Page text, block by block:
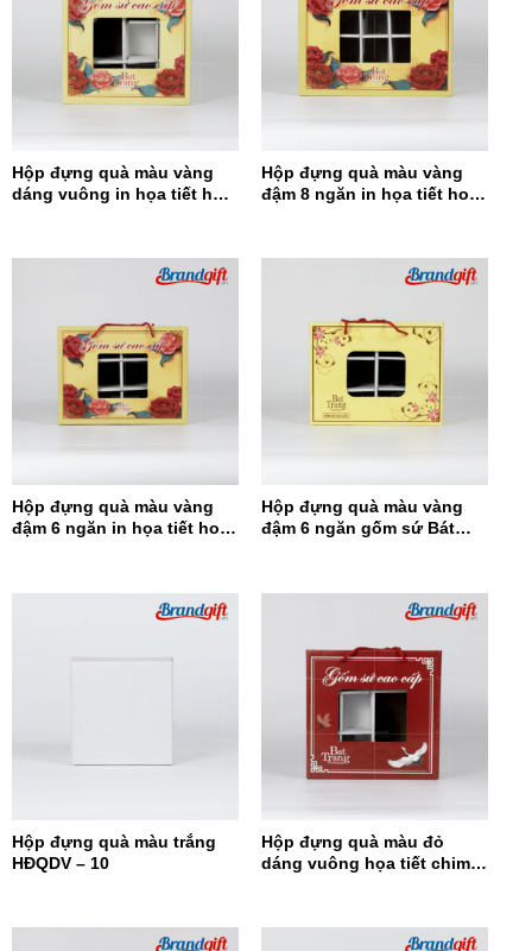
Hộp đựng quà màu vàng
dáng vuông in họa tiết hoa
Hộp đựng quà màu vàng
đậm 8 ngăn in họa tiết hoa
Hộp đựng quà màu vàng
đậm 6 ngăn in họa tiết hoa
Hộp đựng quà màu vàng
đậm 6 ngăn gốm sứ Bát
Hộp đựng quà màu trắng
HĐQDV – 10
Hộp đựng quà màu đỏ
dáng vuông họa tiết chim